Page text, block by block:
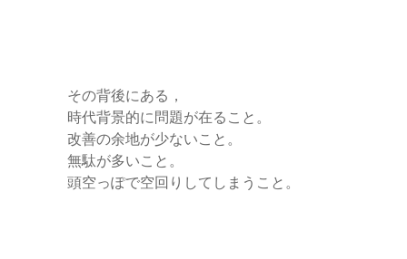
その背後にある，
時代背景的に問題が在ること。
改善の余地が少ないこと。
無駄が多いこと。
頭空っぽで空回りしてしまうこと。